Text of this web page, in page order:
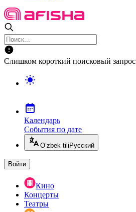
Слишком короткий поисковый запрос
Календарь
События по дате
O’zbek tili Русский
Войти
Кино
Концерты
Театры